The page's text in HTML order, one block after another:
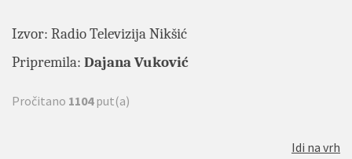
Izvor: Radio Televizija Nikšić
Pripremila: Dajana Vuković
Pročitano 1104put(a)
Idi na vrh